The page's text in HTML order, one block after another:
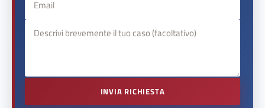
INVIA RICHIESTA